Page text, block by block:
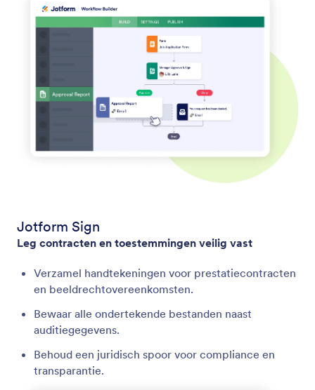
Jotform Sign
Leg contracten en toestemmingen veilig vast
Verzamel handtekeningen voor prestatiecontracten
en beeldrechtovereenkomsten.
Bewaar alle ondertekende bestanden naast
auditiegegevens.
Behoud een juridisch spoor voor compliance en
transparantie.